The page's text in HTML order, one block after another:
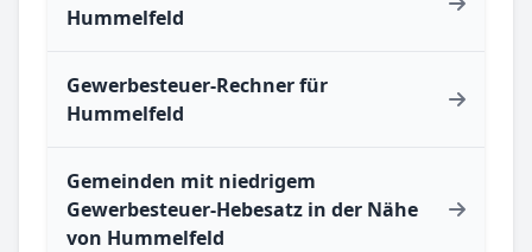
Hummelfeld
Gewerbesteuer-Rechner für
Hummelfeld
Gemeinden mit niedrigem
Gewerbesteuer-Hebesatz in der Nähe
von Hummelfeld